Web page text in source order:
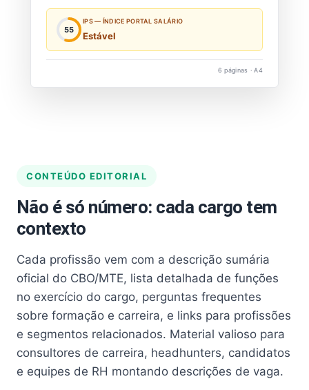
55
IPS — ÍNDICE PORTAL SALÁRIO
Estável
6 páginas · A4
CONTEÚDO EDITORIAL
Não é só número: cada cargo tem
contexto
Cada profissão vem com a descrição sumária
oficial do CBO/MTE, lista detalhada de funções
no exercício do cargo, perguntas frequentes
sobre formação e carreira, e links para profissões
e segmentos relacionados. Material valioso para
consultores de carreira, headhunters, candidatos
e equipes de RH montando descrições de vaga.